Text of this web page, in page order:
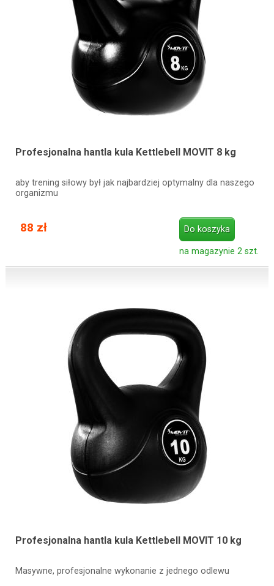
Profesjonalna hantla kula Kettlebell MOVIT 8 kg
aby trening siłowy był jak najbardziej optymalny dla naszego
organizmu
88 zł Do koszyka
na magazynie 2 szt.
Profesjonalna hantla kula Kettlebell MOVIT 10 kg
Masywne, profesjonalne wykonanie z jednego odlewu